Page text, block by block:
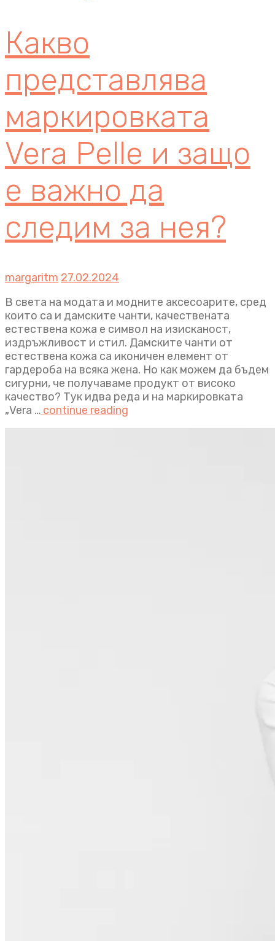
Какво
представлява
маркировката
Vera Pelle и защо
е важно да
следим за нея?
margaritm 27.02.2024
В света на модата и модните аксесоарите, сред
които са и дамските чанти, качествената
естествена кожа е символ на изисканост,
издръжливост и стил. Дамските чанти от
естествена кожа са иконичен елемент от
гардероба на всяка жена. Но как можем да бъдем
сигурни, че получаваме продукт от високо
качество? Тук идва реда и на маркировката
„Vera … continue reading